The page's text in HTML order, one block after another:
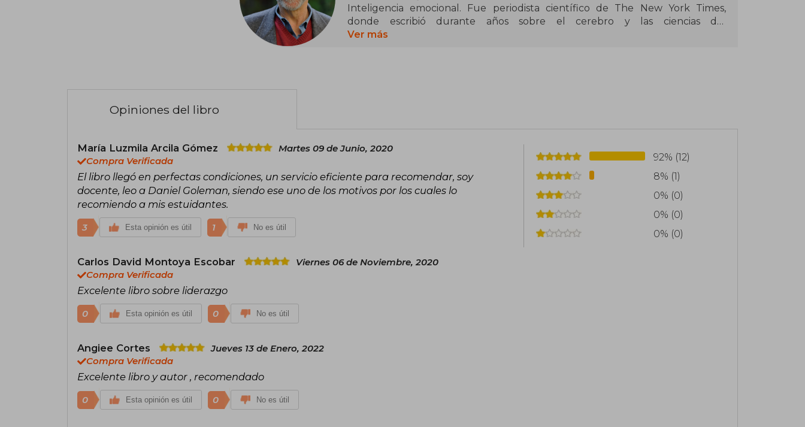
Inteligencia emocional. Fue periodista científico de The New York Times,
donde escribió durante años sobre el cerebro y las ciencias del
comportamiento. Ha sido nominado dos veces al Premio Pulitzer y recibió el
Ver más
Opiniones del libro
María Luzmila Arcila Gómez
Martes 09 de Junio, 2020
Compra Verificada
El libro llegó en perfectas condiciones, un servicio eficiente para recomendar, soy
docente, leo a Daniel Goleman, siendo ese uno de los motivos por los cuales lo
recomiendo a mis estuidantes.
3 Esta opinión es útil 1 No es útil
Carlos David Montoya Escobar
Viernes 06 de Noviembre, 2020
Compra Verificada
Excelente libro sobre liderazgo
0 Esta opinión es útil 0 No es útil
Angiee Cortes
Jueves 13 de Enero, 2022
Compra Verificada
Excelente libro y autor , recomendado
0 Esta opinión es útil 0 No es útil
92% (12)
8% (1)
0% (0)
0% (0)
0% (0)